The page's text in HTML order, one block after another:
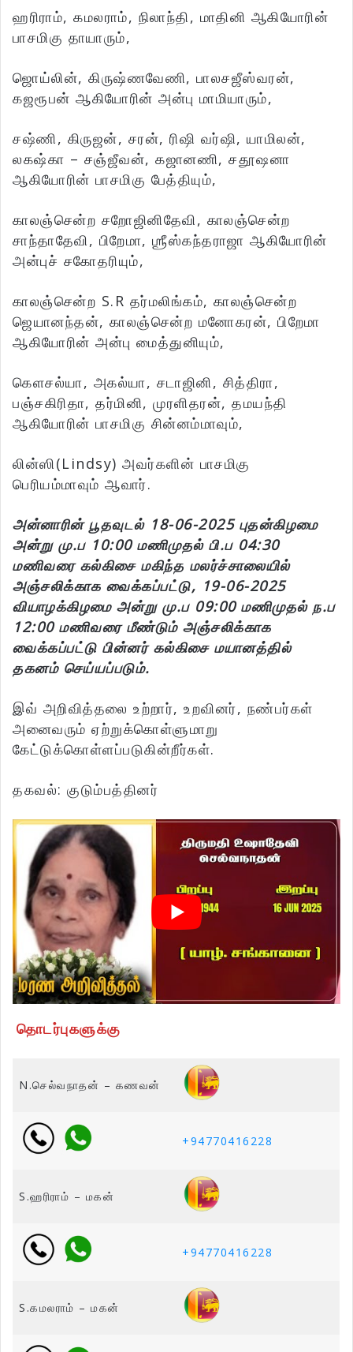
ஹரிராம், கமலராம், நிலாந்தி, மாதினி ஆகியோரின்
பாசமிகு தாயாரும்,
ஜொய்லின், கிருஷ்ணவேணி, பாலசஜீஸ்வரன்,
கஜரூபன் ஆகியோரின் அன்பு மாமியாரும்,
சஷ்ணி, கிருஜன், சரன், ரிஷி வர்ஷி, யாமிலன்,
லகஷ்கா – சஞ்ஜீவன், கஜானணி, சதூஷனா
ஆகியோரின் பாசமிகு பேத்தியும்,
காலஞ்சென்ற சறோஜினிதேவி, காலஞ்சென்ற
சாந்தாதேவி, பிறேமா, ஶ்ரீஸ்கந்தராஜா ஆகியோரின்
அன்புச் சகோதரியும்,
காலஞ்சென்ற S.R தர்மலிங்கம், காலஞ்சென்ற
ஜெயானந்தன், காலஞ்சென்ற மனோகரன், பிறேமா
ஆகியோரின் அன்பு மைத்துனியும்,
கெளசல்யா, அகல்யா, சடாஜினி, சித்திரா,
பஞ்சகிரிதா, தர்மினி, முரளிதரன், தமயந்தி
ஆகியோரின் பாசமிகு சின்னம்மாவும்,
லின்ஸி(Lindsy) அவர்களின் பாசமிகு
பெரியம்மாவும் ஆவார்.
அன்னாரின் பூதவுடல் 18-06-2025 புதன்கிழமை
அன்று மு.ப 10:00 மணிமுதல் பி.ப 04:30
மணிவரை கல்கிசை மகிந்த மலர்ச்சாலையில்
அஞ்சலிக்காக வைக்கப்பட்டு, 19-06-2025
வியாழக்கிழமை அன்று மு.ப 09:00 மணிமுதல் ந.ப
12:00 மணிவரை மீண்டும் அஞ்சலிக்காக
வைக்கப்பட்டு பின்னர் கல்கிசை மயானத்தில்
தகனம் செய்யப்படும்.
இவ் அறிவித்தலை உற்றார், உறவினர், நண்பர்கள்
அனைவரும் ஏற்றுக்கொள்ளுமாறு
கேட்டுக்கொள்ளப்படுகின்றீர்கள்.
தகவல்: குடும்பத்தினர்
தொடர்புகளுக்கு
N.செல்வநாதன் – கணவன்
+94770416228
S.ஹரிராம் – மகன்
+94770416228
S.கமலராம் – மகன்